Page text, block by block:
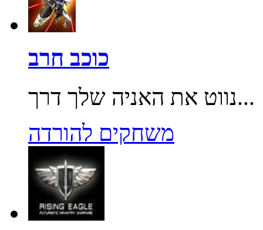
כוכב חרב
נווט את האניה שלך דרך...
משחקים להורדה